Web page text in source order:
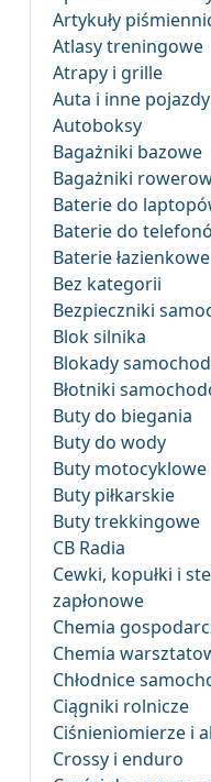
Artykuły
Atlasy treningowe
Atrapy i grille
Auta i inne
Autoboksy
Bagażniki bazowe
Bagażniki
Baterie do
Baterie do
Baterie łazienkowe
Bez kategorii
Bezpieczniki
Blok silnika
Blokady
Błotniki
Buty do biegania
Buty do wody
Buty motocyklowe
Buty piłkarskie
Buty trekkingowe
CB Radia
Cewki, kopułki i
zapłonowe
Chemia
Chemia
Chłodnice
Ciągniki rolnicze
Ciśnieniomierze i
Crossy i enduro